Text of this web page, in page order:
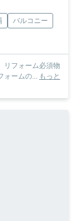
バルコニー
リフォーム必須物
ォームの... もっと